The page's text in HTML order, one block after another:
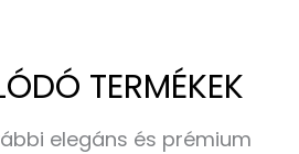
TERMÉKEK
elegáns és prémium